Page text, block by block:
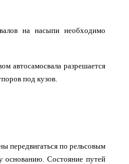
на насыпи необходимо
автосамосвала разрешается
под кузов.
передвигаться по рельсовым
основанию. Состояние путей